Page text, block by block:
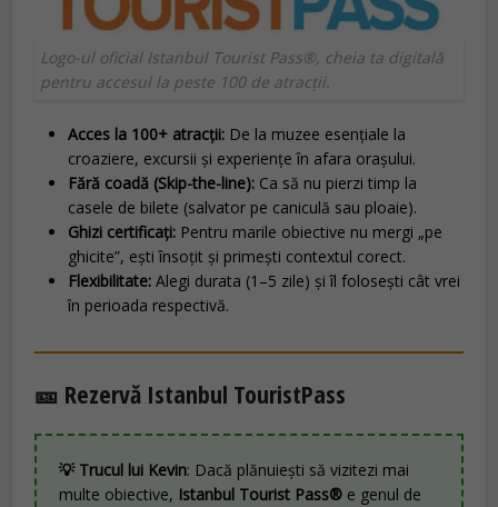
Logo-ul oficial Istanbul Tourist Pass®, cheia ta digitală
pentru accesul la peste 100 de atracții.
Acces la 100+ atracții: De la muzee esențiale la
croaziere, excursii și experiențe în afara orașului.
Fără coadă (Skip-the-line): Ca să nu pierzi timp la
casele de bilete (salvator pe caniculă sau ploaie).
Ghizi certificați: Pentru marile obiective nu mergi „pe
ghicite”, ești însoțit și primești contextul corect.
Flexibilitate: Alegi durata (1–5 zile) și îl folosești cât vrei
în perioada respectivă.
🎫 Rezervă Istanbul TouristPass
💡 Trucul lui Kevin: Dacă plănuiești să vizitezi mai
multe obiective, Istanbul Tourist Pass® e genul de